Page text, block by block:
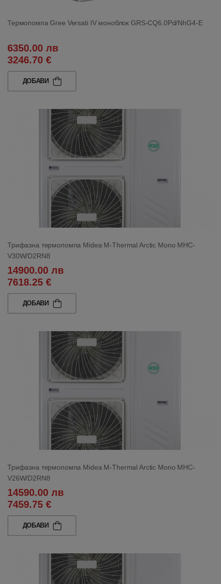
Термопомпа Gree Versati IV моноблок GRS-CQ6.0Pd/NhG4-E
6350.00 лв
3246.70 €
ДОБАВИ
Трифазна термопомпа Midea M-Thermal Arctic Mono MHC-
V30W/D2RN8
14900.00 лв
7618.25 €
ДОБАВИ
Трифазна термопомпа Midea M-Thermal Arctic Mono MHC-
V26W/D2RN8
14590.00 лв
7459.75 €
ДОБАВИ